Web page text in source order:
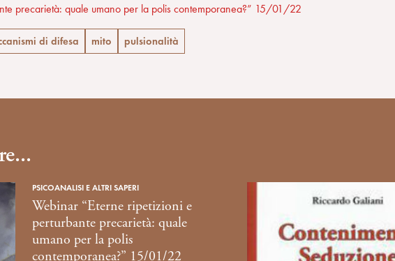
precarietà: quale umano per la polis contemporanea?” 15/01/22
di difesa mito pulsionalità
PSICOANALISI E ALTRI SAPERI
Webinar “Eterne ripetizioni e
perturbante precarietà: quale
umano per la polis
contemporanea?” 15/01/22